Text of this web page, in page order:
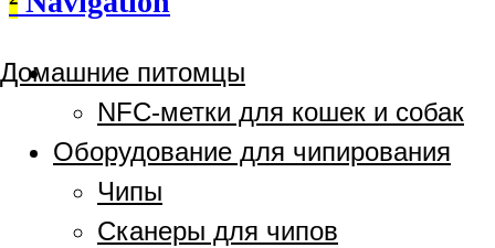
Домашние питомцы
NFC-метки для кошек и собак
Оборудование для чипирования
Чипы
Сканеры для чипов